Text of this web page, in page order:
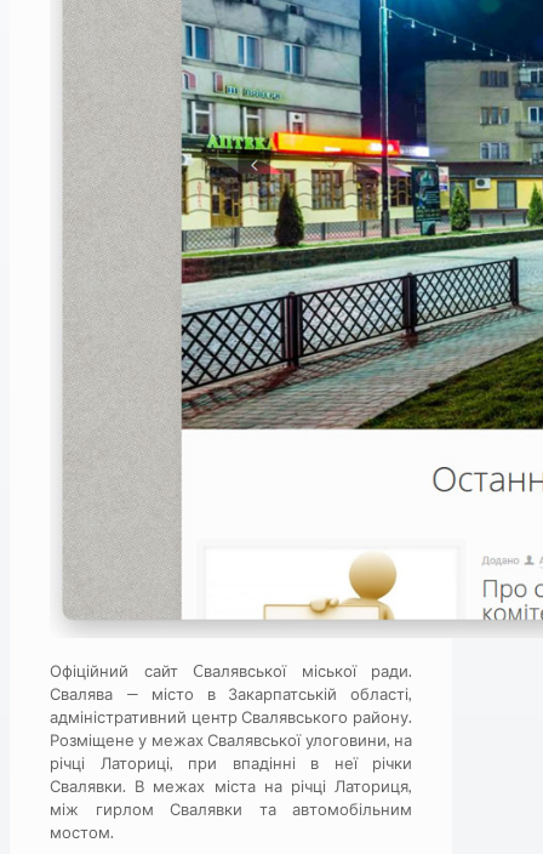
Офіційний сайт Cвалявської міської ради.
Свалява — місто в Закарпатській області,
адміністративний центр Свалявського району.
Розміщене у межах Свалявської улоговини, на
річці Латориці, при впадінні в неї річки
Свалявки. В межах міста на річці Латориця,
між гирлом Свалявки та автомобільним
мостом.